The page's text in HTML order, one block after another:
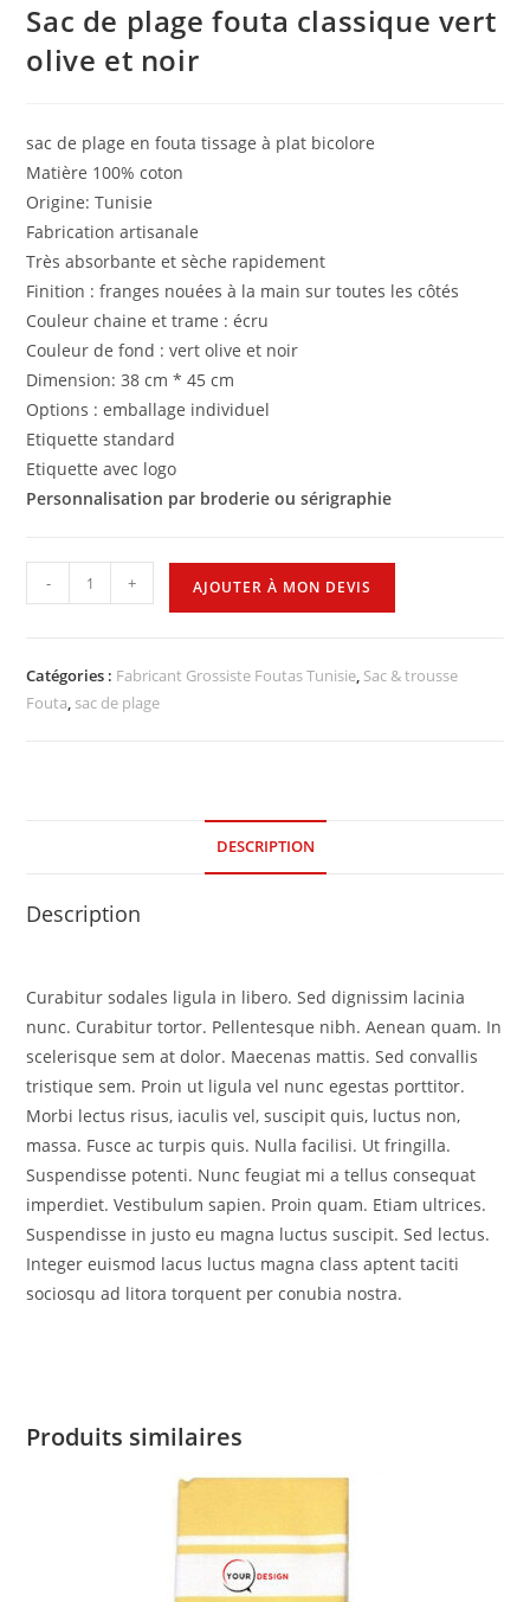
Sac de plage fouta classique vert
olive et noir
sac de plage en fouta tissage à plat bicolore
Matière 100% coton
Origine: Tunisie
Fabrication artisanale
Très absorbante et sèche rapidement
Finition : franges nouées à la main sur toutes les côtés
Couleur chaine et trame : écru
Couleur de fond : vert olive et noir
Dimension: 38 cm * 45 cm
Options : emballage individuel
Etiquette standard
Etiquette avec logo
Personnalisation par broderie ou sérigraphie
- + AJOUTER À MON DEVIS
Catégories : Fabricant Grossiste Foutas Tunisie, Sac & trousse
Fouta, sac de plage
DESCRIPTION
Description
Curabitur sodales ligula in libero. Sed dignissim lacinia
nunc. Curabitur tortor. Pellentesque nibh. Aenean quam. In
scelerisque sem at dolor. Maecenas mattis. Sed convallis
tristique sem. Proin ut ligula vel nunc egestas porttitor.
Morbi lectus risus, iaculis vel, suscipit quis, luctus non,
massa. Fusce ac turpis quis. Nulla facilisi. Ut fringilla.
Suspendisse potenti. Nunc feugiat mi a tellus consequat
imperdiet. Vestibulum sapien. Proin quam. Etiam ultrices.
Suspendisse in justo eu magna luctus suscipit. Sed lectus.
Integer euismod lacus luctus magna class aptent taciti
sociosqu ad litora torquent per conubia nostra.
Produits similaires